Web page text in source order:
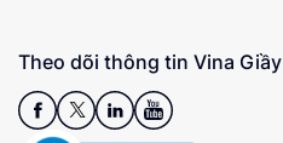
Theo dõi thông tin Vina Giầy